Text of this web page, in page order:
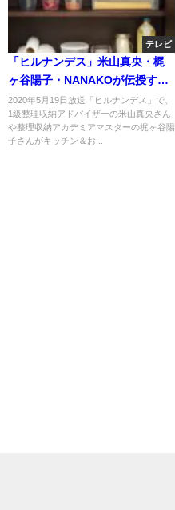
テレビ
「ヒルナンデス」米山真央・梶
ヶ谷陽子・NANAKOが伝授する
収納テクニック！5月19日
2020年5月19日放送「ヒルナンデス」で、
1級整理収納アドバイザーの米山真央さん
や整理収納アカデミアマスターの梶ヶ谷陽
子さんがキッチン＆お...